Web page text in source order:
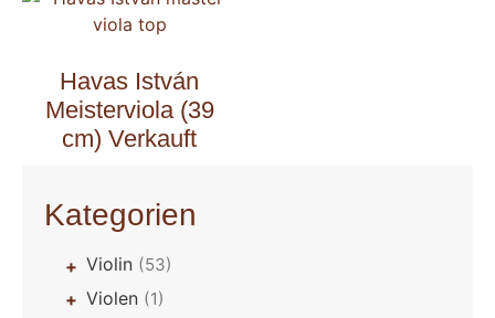
Kategorien
+ Violin (53)
+ Violen (1)
Havas István
Meisterviola (39
cm) Verkauft